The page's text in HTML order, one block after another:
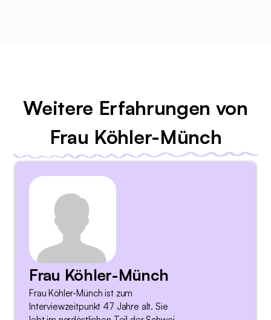
Weitere Erfahrungen von
Frau Köhler-Münch
Frau Köhler-Münch
Frau Köhler-Münch ist zum
Interviewzeitpunkt 47 Jahre alt. Sie